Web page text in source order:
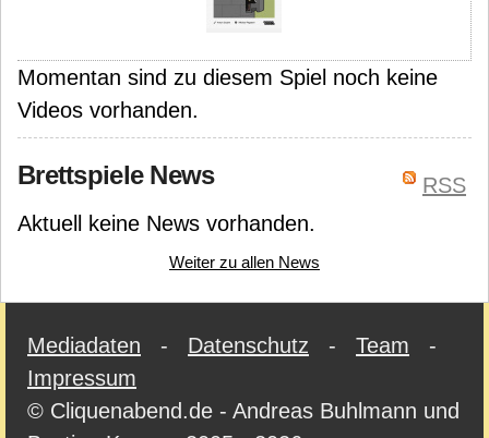
Momentan sind zu diesem Spiel noch keine
Videos vorhanden.
RSS
Brettspiele News
Aktuell keine News vorhanden.
Weiter zu allen News
Mediadaten - Datenschutz - Team -
Impressum
© Cliquenabend.de - Andreas Buhlmann und